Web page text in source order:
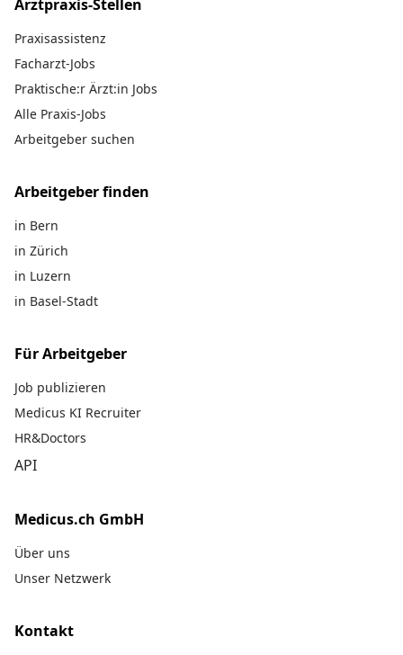
Arztpraxis-Stellen
Praxisassistenz
Facharzt-Jobs
Praktische:r Ärzt:in Jobs
Alle Praxis-Jobs
Arbeitgeber suchen
Arbeitgeber finden
in Bern
in Zürich
in Luzern
in Basel-Stadt
Für Arbeitgeber
Job publizieren
Medicus KI Recruiter
HR&Doctors
API
Medicus.ch GmbH
Über uns
Unser Netzwerk
Kontakt